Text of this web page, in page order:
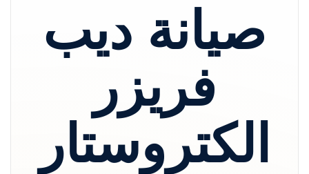
صيانة ديب
فريزر
الكتروستار